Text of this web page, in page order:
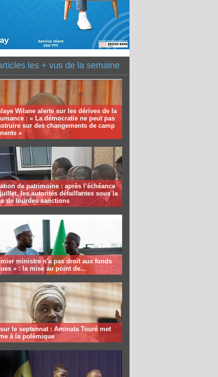
les + vus de la semaine
Wilane alerte sur les dérives de la
: « La démocratie ne peut pas
sur des changements de camp
»
de patrimoine : après l’échéance
les autorités défaillantes sous la
de lourdes sanctions
ministre n'a pas droit aux fonds
» : la mise au point de...
le septennat : Aminata Touré met
à la polémique